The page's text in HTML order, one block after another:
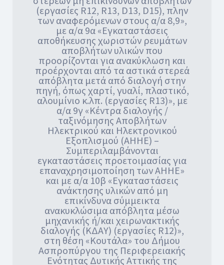
(εργασίες R12, R13, D13, D15), πλην
των αναφερόμενων στους α/α 8,9»,
με α/α 9α «Εγκαταστάσεις
αποθήκευσης χωριστών ρευμάτων
αποβλήτων υλικών που
προορίζονται για ανακύκλωση και
προέρχονται από τα αστικά στερεά
απόβλητα μετά από διαλογή στην
πηγή, όπως χαρτί, γυαλί, πλαστικό,
αλουμίνιο κ.λπ. (εργασίες R13)», με
α/α 9γ «Κέντρα διαλογής /
ταξινόμησης Αποβλήτων
Ηλεκτρικού και Ηλεκτρονικού
Εξοπλισμού (ΑΗΗΕ) –
Συμπεριλαμβάνονται
εγκαταστάσεις προετοιμασίας για
επαναχρησιμοποίηση των ΑΗΗΕ»
και με α/α 10β «Εγκαταστάσεις
ανάκτησης υλικών από μη
επικίνδυνα σύμμεικτα
ανακυκλώσιμα απόβλητα μέσω
μηχανικής ή/και χειρωνακτικής
διαλογής (ΚΔΑΥ) (εργασίες R12)»,
στη θέση «Κουτάλα» του Δήμου
Ασπροπύργου της Περιφερειακής
Ενότητας Δυτικής Αττικής της